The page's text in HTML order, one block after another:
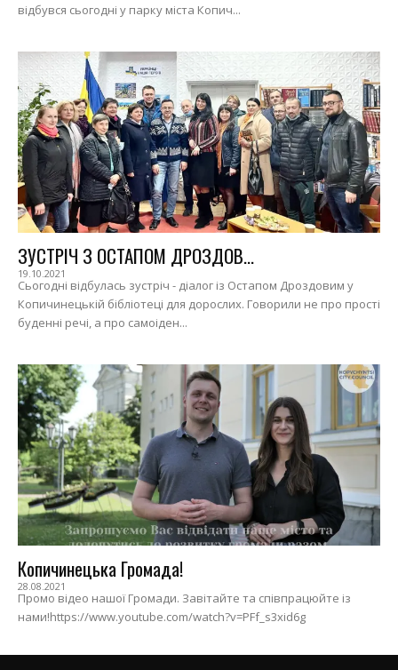
відбувся сьогодні у парку міста Копич...
ЗУСТРІЧ З ОСТАПОМ ДРОЗДОВ...
19.10.2021
Сьогодні відбулась зустріч - діалог із Остапом Дроздовим у
Копичинецькій бібліотеці для дорослих. Говорили не про прості
буденні речі, а про самоіден...
Копичинецька Громада!
28.08.2021
Промо відео нашої Громади. Завітайте та співпрацюйте із
нами!https://www.youtube.com/watch?v=PFf_s3xid6g